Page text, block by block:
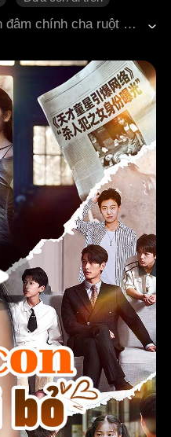
Bảy năm trước, Cố Tinh Vãn đâm chính cha ruột của mình và phải vào tù.Năm năm trước, Yến Cẩm cầm ô đứng đợi trước cổng nhà giam, nhưng chỉ nhận được câu đã ra tù từ lâu rồi. Bảy năm trôi qua, khi gặp lại, cô đứng trong phòng phỏng vấn, ngơ ngẩn nhìn người đàn ông ngồi dưới khán đài.Có người hỏi:"Luật sư Yến, anh quen cô ấy sao?""Không quen." Giọng người đàn ông lạnh lùng. Ba chữ ấy hoàn toàn kéo cô trở lại thực tại. Sau này, cô quyết tâm rời đi, để lại một lá thư từ chức. Người đàn ông lại như phát điên, ép cô vào tường, giọng khàn khàn đầy tức giận:"Em lại muốn…"